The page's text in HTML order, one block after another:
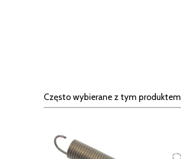
Często wybierane z tym produktem